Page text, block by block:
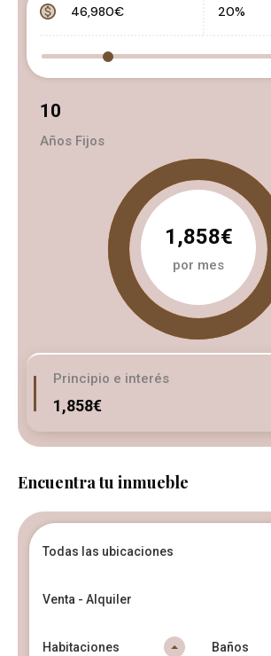
10
Años Fijos
1,858€
por mes
Principio e interés
1,858€
Encuentra tu inmueble
Todas las ubicaciones
Venta - Alquiler
Habitaciones Baños